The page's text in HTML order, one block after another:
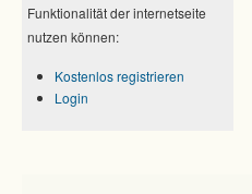
Funktionalität der internetseite
nutzen können:
Kostenlos registrieren
Login